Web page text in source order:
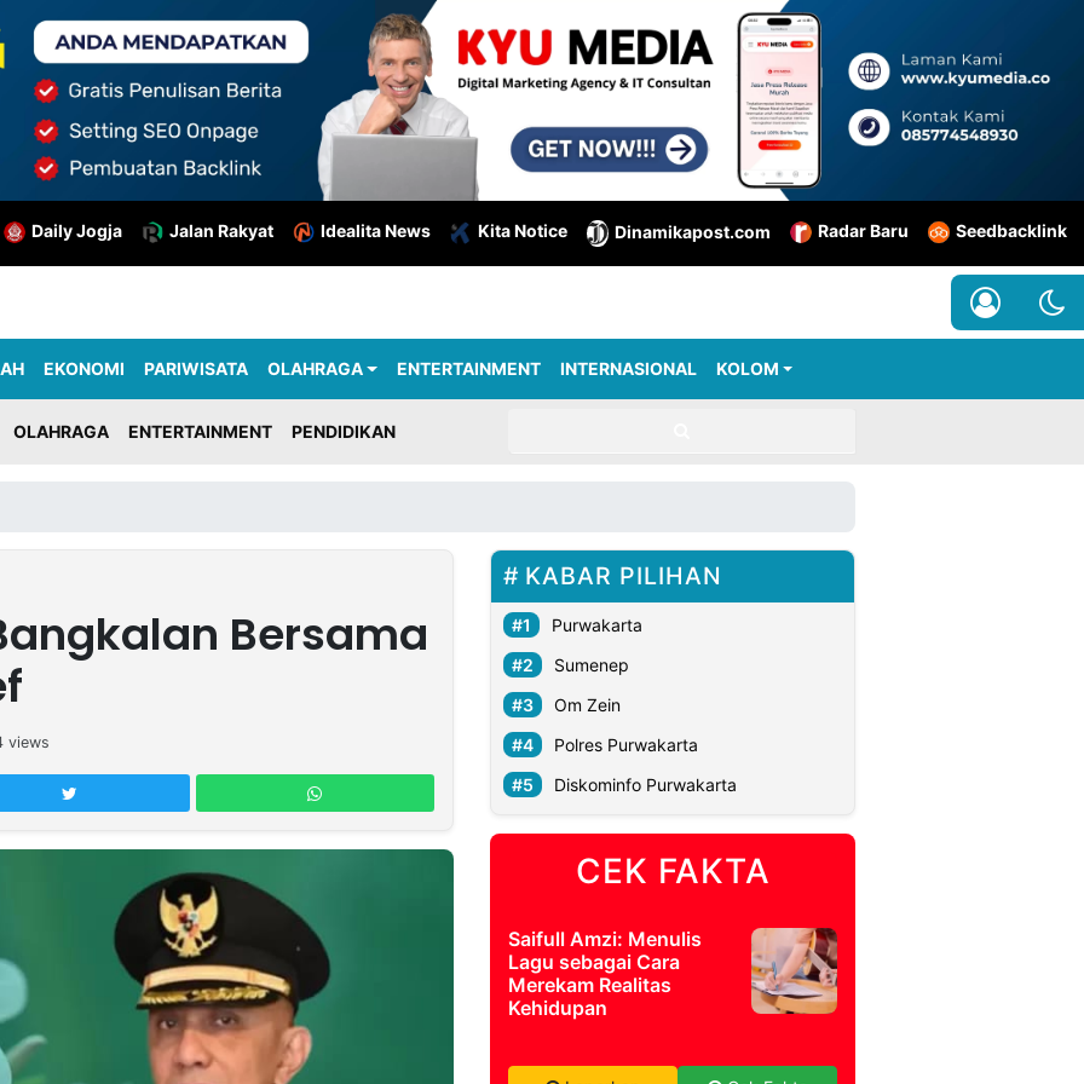
Daily Jogja Jalan Rakyat Idealita News Kita Notice Dinamikapost.com Radar Baru Seedbacklink
EKONOMI PARIWISATA OLAHRAGA ENTERTAINMENT INTERNASIONAL KOLOM
OLAHRAGA ENTERTAINMENT PENDIDIKAN
Bersama
views
KABAR PILIHAN
Purwakarta
Sumenep
Om Zein
Polres Purwakarta
Diskominfo Purwakarta
CEK FAKTA
Saifull Amzi: Menulis
Lagu sebagai Cara
Merekam Realitas
Kehidupan